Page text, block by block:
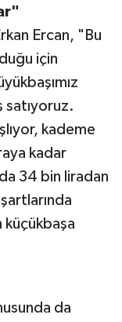
Ercan, "Bu
için
satıyoruz.
kademe
kadar
34 bin liradan
küçükbaşa
da